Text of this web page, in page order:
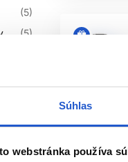
Súhlas
webstránka používa
AKÝ JE
hustejšia alebo
Áno, ak to výrobca
5
5